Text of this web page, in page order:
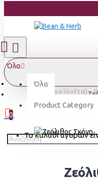
Όλα
Όλα
Product Category
0 προϊόν(τα) -
0
Το καλάθι αγορών